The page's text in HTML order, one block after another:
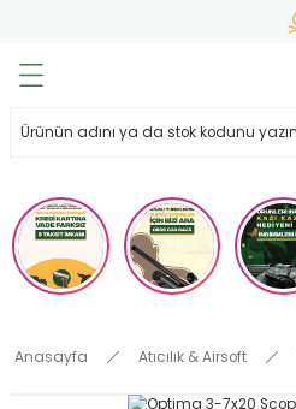
Anasayfa Atıcılık & Airsoft